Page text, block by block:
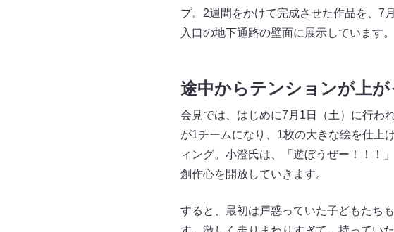
プ。2週間をかけて完成させた作品を、7
入口の地下通路の壁面に展示しています。
途中からテンションが上
会見では、はじめに7月1日（土）に行わ
が1チームになり、1枚の大きな絵を仕上
ィング。小澄氏は、「遊ぼうぜー！！！
創作心を開放していきます。
すると、最初は戸惑っていた子どもたち